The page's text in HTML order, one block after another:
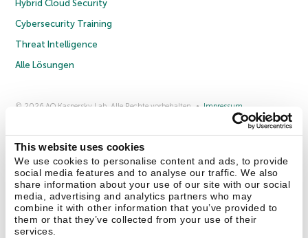
This website uses cookies
We use cookies to personalise content and ads, to provide
social media features and to analyse our traffic. We also
share information about your use of our site with our social
media, advertising and analytics partners who may
combine it with other information that you’ve provided to
them or that they’ve collected from your use of their
services.
Hybrid Cloud Security
Cybersecurity Training
Threat Intelligence
Alle Lösungen
© 2026 AO Kaspersky Lab. Alle Rechte vorbehalten.
Impressum
Lizenzvereinbarung B2B
Kontakt Über uns Partner Blog
Weitere Informationen
Pressemitteilungen
Securelist Eugene Personal Blog Enzyklopädie